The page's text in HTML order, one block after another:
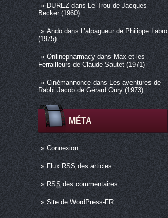
DUREZdans Le Trou de Jacques
Becker (1960)
Andodans L’alpagueur de Philippe Labro
(1975)
Onlinepharmacy dansMax et les
Ferrailleurs de Claude Sautet (1971)
Cinémannonce dansLes aventures de
Rabbi Jacob de Gérard Oury (1973)
MÉTA
Connexion
Flux RSS des articles
RSSdes commentaires
Site de WordPress-FR